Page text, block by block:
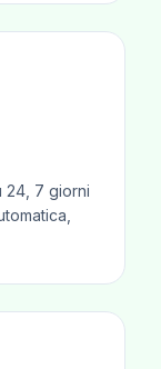
24, 7 giorni